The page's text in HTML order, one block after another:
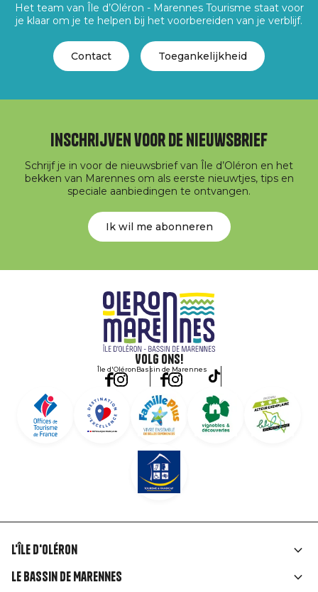
Het team van Île d’Oléron - Marennes Tourisme staat voor
je klaar om je te helpen bij het voorbereiden van je verblijf.
Contact Toegankelijkheid
Inschrijven voor de nieuwsbrief
Schrijf je in voor de nieuwsbrief van Île d’Oléron en het
bekken van Marennes om als eerste nieuwtjes, tips en
speciale aanbiedingen te ontvangen.
Ik wil me abonneren
Volg ons!
Île d'OléronBassin de Marennes
Liens
rubriques
L'île d'Oléron
Le Bassin de Marennes